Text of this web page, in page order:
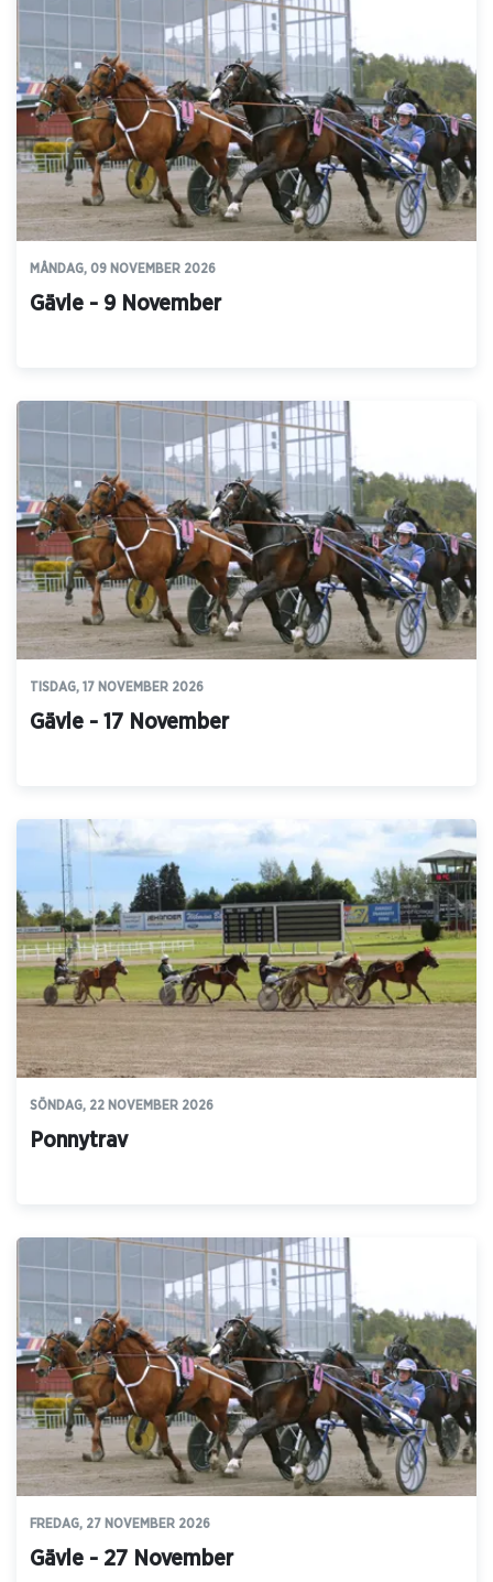
MÅNDAG, 09 NOVEMBER 2026
Gävle - 9 November
TISDAG, 17 NOVEMBER 2026
Gävle - 17 November
SÖNDAG, 22 NOVEMBER 2026
Ponnytrav
FREDAG, 27 NOVEMBER 2026
Gävle - 27 November